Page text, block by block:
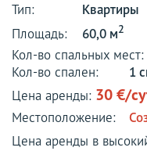
Тип:
Квартиры
Площадь:
60,0 м2
Кол-во спальных мест:
Кол-во спален:
1
Цена аренды: 30 €/
Местоположение:
Цена аренды в